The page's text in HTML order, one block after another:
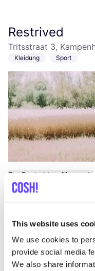
This website uses
We use cookies to
provide social media
We also share
Restrived
Tritsstraat 3,
Kleidung Sport
Zur Route hinzufügen
en strijkdienst
Goudsbloemstraat